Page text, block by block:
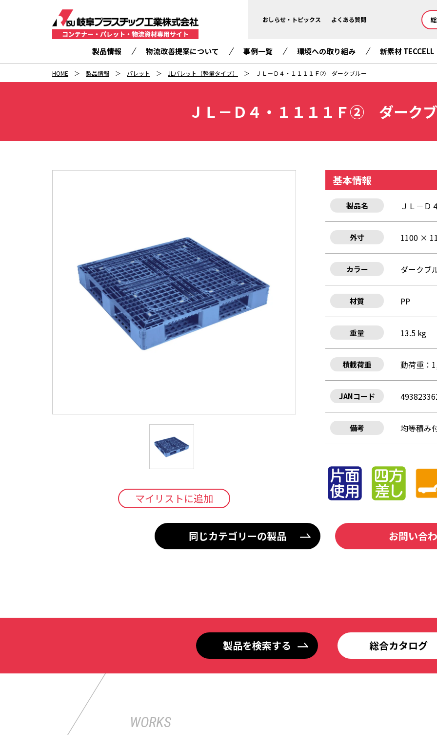
おしらせ・トピックス よくある質問
製品情報 物流改善提案について 事例一覧 環境への取り組み 新素材 TECCELL
HOME 製品情報 パレット JLパレット（軽量タイプ） ＪＬ－Ｄ４・１１１１Ｆ② ダークブルー
ＪＬ－Ｄ４・１１１１Ｆ② ダーク
マイリストに追加
基本情報
製品名 ＪＬ－
外寸 1100 ×
カラー ダークブ
材質 PP
重量 13.5 kg
積載荷重 動荷重：
JANコード
備考 均等積み
同じカテゴリーの製品 お問い合
製品を検索する 総合カタログ
WORKS